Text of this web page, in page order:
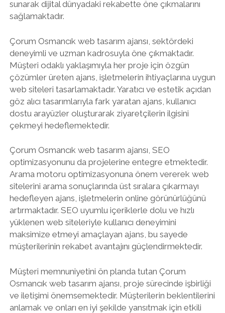
sunarak dijital dünyadaki rekabette öne çıkmalarını
sağlamaktadır.
Çorum Osmancık web tasarım ajansı, sektördeki
deneyimli ve uzman kadrosuyla öne çıkmaktadır.
Müşteri odaklı yaklaşımıyla her proje için özgün
çözümler üreten ajans, işletmelerin ihtiyaçlarına uygun
web siteleri tasarlamaktadır. Yaratıcı ve estetik açıdan
göz alıcı tasarımlarıyla fark yaratan ajans, kullanıcı
dostu arayüzler oluşturarak ziyaretçilerin ilgisini
çekmeyi hedeflemektedir.
Çorum Osmancık web tasarım ajansı, SEO
optimizasyonunu da projelerine entegre etmektedir.
Arama motoru optimizasyonuna önem vererek web
sitelerini arama sonuçlarında üst sıralara çıkarmayı
hedefleyen ajans, işletmelerin online görünürlüğünü
artırmaktadır. SEO uyumlu içeriklerle dolu ve hızlı
yüklenen web siteleriyle kullanıcı deneyimini
maksimize etmeyi amaçlayan ajans, bu sayede
müşterilerinin rekabet avantajını güçlendirmektedir.
Müşteri memnuniyetini ön planda tutan Çorum
Osmancık web tasarım ajansı, proje sürecinde işbirliği
ve iletişimi önemsemektedir. Müşterilerin beklentilerini
anlamak ve onları en iyi şekilde yansıtmak için etkili